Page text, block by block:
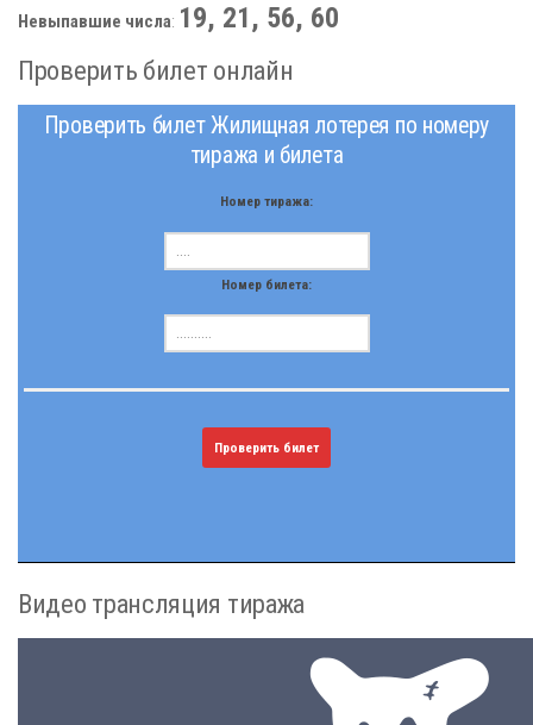
Невыпавшие числа: 19, 21, 56, 60
Проверить билет онлайн
Проверить билет Жилищная лотерея по номеру
тиража и билета
Номер тиража:
Номер билета:
Проверить билет
Видео трансляция тиража